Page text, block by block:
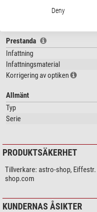
TEKNISKA DATA
Prestanda
Infattning
Infattningsmaterial
Korrigering av optiken
Allmänt
Typ
Serie
PRODUKTSÄKERHET
Tillverkare: astro-shop, Eiffestr.
shop.com
KUNDERNAS ÅSIKTER
Deny